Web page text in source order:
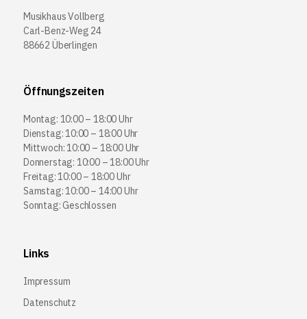
Musikhaus Vollberg
Carl-Benz-Weg 24
88662 Überlingen
Öffnungszeiten
Montag: 10:00 – 18:00 Uhr
Dienstag: 10:00 – 18:00 Uhr
Mittwoch: 10:00 – 18:00 Uhr
Donnerstag: 10:00 – 18:00 Uhr
Freitag: 10:00 – 18:00 Uhr
Samstag: 10:00 – 14:00 Uhr
Sonntag: Geschlossen
Links
Impressum
Datenschutz